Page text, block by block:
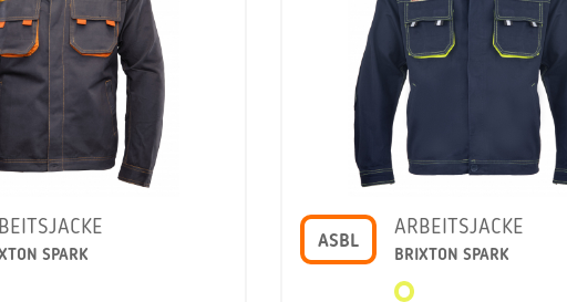
SPARK
ASBL
ARBEITSJACKE
BRIXTON SPARK